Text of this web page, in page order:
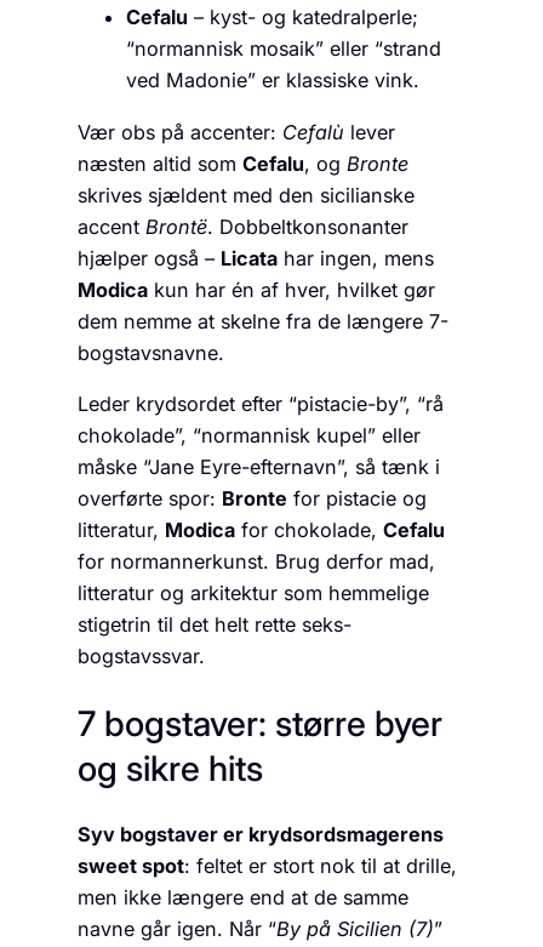
Cefalu – kyst- og katedral­perle;
“normannisk mosaik” eller “strand
ved Madonie” er klassiske vink.
Vær obs på accenter: Cefalù lever
næsten altid som Cefalu, og Bronte
skrives sjældent med den sicilianske
accent Brontë. Dobbelt­konsonanter
hjælper også – Licata har ingen, mens
Modica kun har én af hver, hvilket gør
dem nemme at skelne fra de længere 7-
bogstavsnavne.
Leder krydsordet efter “pistacie-by”, “rå
chokolade”, “normannisk kupel” eller
måske “Jane Eyre-efternavn”, så tænk i
overførte spor: Bronte for pistacie og
litteratur, Modica for chokolade, Cefalu
for normannerkunst. Brug derfor mad,
litteratur og arkitektur som hemmelige
stige­trin til det helt rette seks-
bogstavssvar.
7 bogstaver: større byer
og sikre hits
Syv bogstaver er krydsordsmagerens
sweet spot: feltet er stort nok til at drille,
men ikke længere end at de samme
navne går igen. Når “By på Sicilien (7)”